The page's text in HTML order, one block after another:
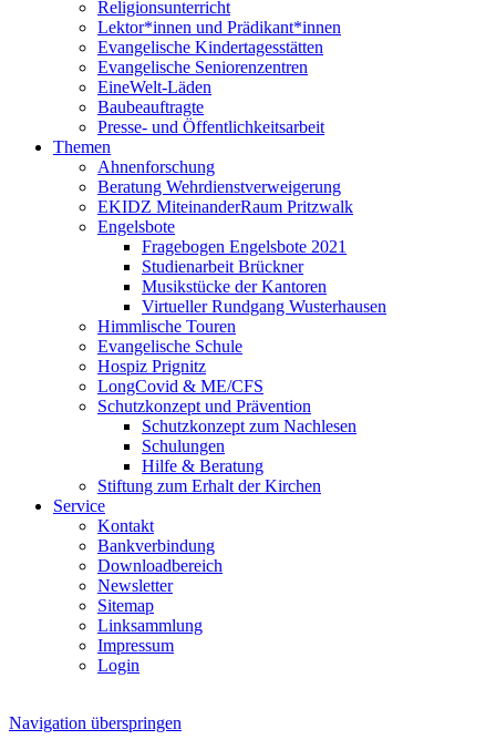
Religionsunterricht
Lektor*innen und Prädikant*innen
Evangelische Kindertagesstätten
Evangelische Seniorenzentren
EineWelt-Läden
Baubeauftragte
Presse- und Öffentlichkeitsarbeit
Themen
Ahnenforschung
Beratung Wehrdienstverweigerung
EKIDZ MiteinanderRaum Pritzwalk
Engelsbote
Fragebogen Engelsbote 2021
Studienarbeit Brückner
Musikstücke der Kantoren
Virtueller Rundgang Wusterhausen
Himmlische Touren
Evangelische Schule
Hospiz Prignitz
LongCovid & ME/CFS
Schutzkonzept und Prävention
Schutzkonzept zum Nachlesen
Schulungen
Hilfe & Beratung
Stiftung zum Erhalt der Kirchen
Service
Kontakt
Bankverbindung
Downloadbereich
Newsletter
Sitemap
Linksammlung
Impressum
Login
Navigation überspringen